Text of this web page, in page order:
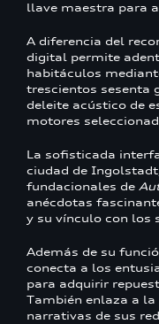
llave maestra para
A diferencia del
digital permite
habitáculos
trescientos sesenta
deleite acústico de
motores
La sofisticada
ciudad de
fundacionales de
anécdotas
y su vínculo con los
Además de su
conecta a los
para adquirir
También enlaza a
narrativas de sus